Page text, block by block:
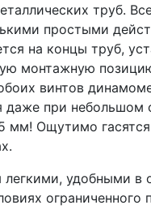
труб.
простыми
на концы труб,
монтажную
винтов
даже при небольшом
мм! Ощутимо
удобными в
ограниченного